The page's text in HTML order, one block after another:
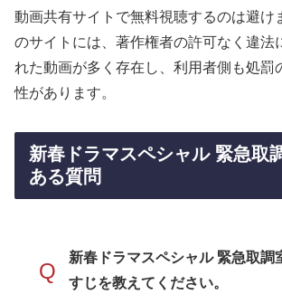
動画共有サイトで無料視聴するのは避け
のサイトには、著作権者の許可なく違法
れた動画が多く存在し、利用者側も処罰
性があります。
新春ドラマスペシャル 緊急取
ある質問
Q
新春ドラマスペシャル 緊急取調
すじを教えてください。